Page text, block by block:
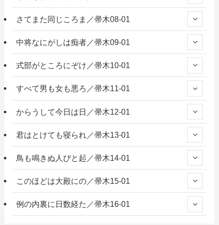
さてまた同じころま／帚木08-01
中将なにがしは痴者／帚木09-01
式部がところにぞけ／帚木10-01
すべて男も女も悪ろ／帚木11-01
からうして今日は日／帚木12-01
君はとけても寝られ／帚木13-01
鳥も鳴きぬ人びと起／帚木14-01
このほどは大殿にの／帚木15-01
例の内裏に日数経た／帚木16-01